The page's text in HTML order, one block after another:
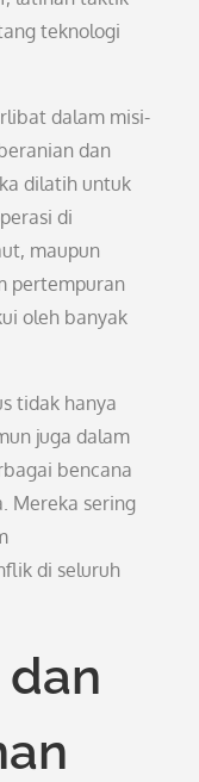
teknologi
dalam misi-
dan
dilatih untuk
di
maupun
pertempuran
oleh banyak
tidak hanya
juga dalam
bencana
Mereka sering
di seluruh